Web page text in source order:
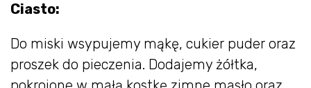
Ciasto:
Do miski wsypujemy mąkę, cukier puder oraz
proszek do pieczenia. Dodajemy żółtka,